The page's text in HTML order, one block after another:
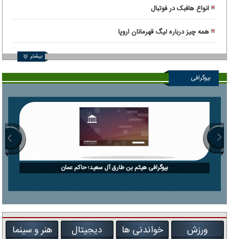
انواع هافبک در فوتبال
همه چیز درباره لیگ قهرمانان اروپا
بیشتر
بیوگرافی
بیوگرافی هیثم بن طارق آل سعید؛ حاکم عمان
ورزش خواندنی ها دیجیتال هنر و سینما